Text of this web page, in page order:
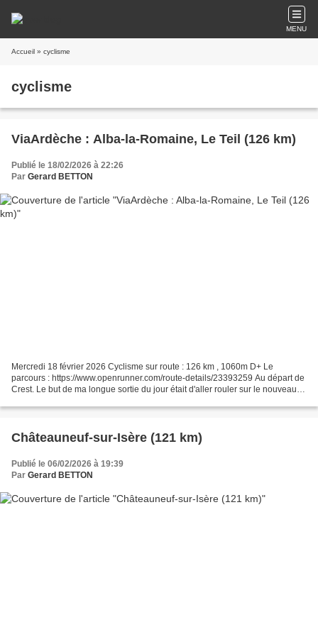
MENU
Accueil » cyclisme
cyclisme
ViaArdèche : Alba-la-Romaine, Le Teil (126 km)
Publié le 18/02/2026 à 22:26
Par Gerard BETTON
Mercredi 18 février 2026 Cyclisme sur route : 126 km , 1060m D+ Le
parcours : https://www.openrunner.com/route-details/23393259 Au départ de
Crest. Le but de ma longue sortie du jour était d'aller rouler sur le nouveau
Châteauneuf-sur-Isère (121 km)
Publié le 06/02/2026 à 19:39
Par Gerard BETTON